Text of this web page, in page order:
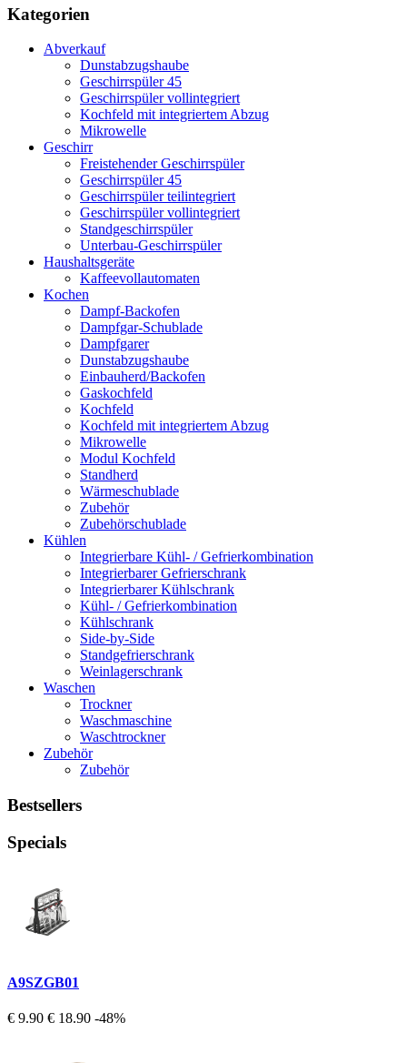
Kategorien
Abverkauf
Dunstabzugshaube
Geschirrspüler 45
Geschirrspüler vollintegriert
Kochfeld mit integriertem Abzug
Mikrowelle
Geschirr
Freistehender Geschirrspüler
Geschirrspüler 45
Geschirrspüler teilintegriert
Geschirrspüler vollintegriert
Standgeschirrspüler
Unterbau-Geschirrspüler
Haushaltsgeräte
Kaffeevollautomaten
Kochen
Dampf-Backofen
Dampfgar-Schublade
Dampfgarer
Dunstabzugshaube
Einbauherd/Backofen
Gaskochfeld
Kochfeld
Kochfeld mit integriertem Abzug
Mikrowelle
Modul Kochfeld
Standherd
Wärmeschublade
Zubehör
Zubehörschublade
Kühlen
Integrierbare Kühl- / Gefrierkombination
Integrierbarer Gefrierschrank
Integrierbarer Kühlschrank
Kühl- / Gefrierkombination
Kühlschrank
Side-by-Side
Standgefrierschrank
Weinlagerschrank
Waschen
Trockner
Waschmaschine
Waschtrockner
Zubehör
Zubehör
Bestsellers
Specials
A9SZGB01
€ 9.90 € 18.90 -48%